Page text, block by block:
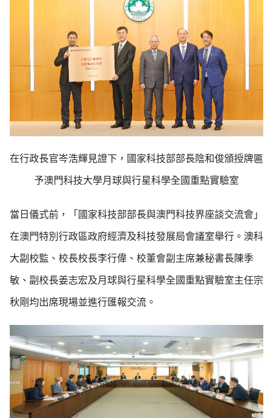
在行政長官岑浩輝見證下，國家科技部部長陰和俊頒授牌匾
予澳門科技大學月球與行星科學全國重點實驗室
當日儀式前，「國家科技部部長與澳門科技界座談交流會」
在澳門特別行政區政府經濟及科技發展局會議室舉行。澳科
大副校監、校長校長李行偉、校董會副主席兼秘書長陳季
敏、副校長姜志宏及月球與行星科學全國重點實驗室主任宗
秋剛均出席現場並進行匯報交流。